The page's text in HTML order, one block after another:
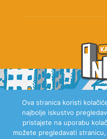
O
Ova stranica koristi
najbolje iskustvo
pristajete na uporabu
možete pregledavati